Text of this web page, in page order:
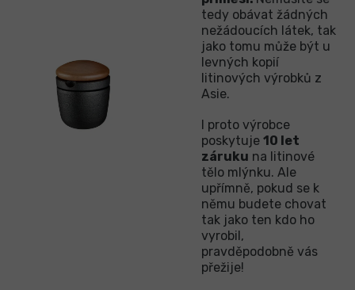
tedy obávat žádných
nežádoucích látek, tak
jako tomu může být u
levných kopií
litinových výrobků z
Asie.
I proto výrobce
poskytuje 10 let
záruku na litinové
tělo mlýnku. Ale
upřímně, pokud se k
němu budete chovat
tak jako ten kdo ho
vyrobil,
pravděpodobně vás
přežije!